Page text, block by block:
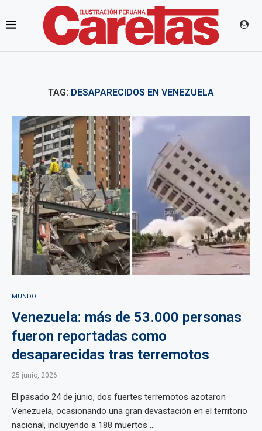
TAG: DESAPARECIDOS EN VENEZUELA
MUNDO
Venezuela: más de 53.000 personas
fueron reportadas como
desaparecidas tras terremotos
25 junio, 2026
El pasado 24 de junio, dos fuertes terremotos azotaron
Venezuela, ocasionando una gran devastación en el territorio
nacional, incluyendo a 188 muertos ...